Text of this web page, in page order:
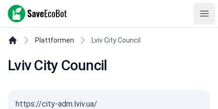
SaveEcoBot
Plattformen Lviv City Council
Lviv City Council
https://city-adm.lviv.ua/